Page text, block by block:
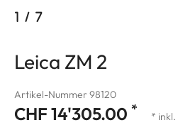
1 / 7
Leica ZM 2
Artikel-Nummer 98120
CHF 14'305.00 * * inkl.